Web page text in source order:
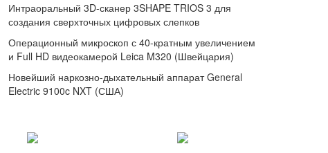
Интраоральный 3D-сканер 3SHAPE TRIOS 3 для
создания сверхточных цифровых слепков
Операционный микроскоп с 40-кратным увеличением
и Full HD видеокамерой Leica M320 (Швейцария)
Новейший наркозно-дыхательный аппарат General
Electric 9100c NXT (США)